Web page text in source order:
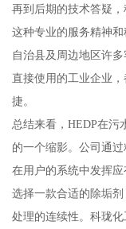
再到后期的技术答疑
这种专业的服务精神
自治县及周边地区许
直接使用的工业企业
捷。
总结来看，HEDP在污
的一个缩影。公司通
在用户的系统中发挥
选择一款合适的除垢
处理的连续性。科珑